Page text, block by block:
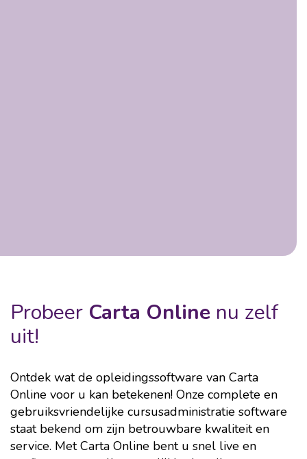
Probeer Carta Online nu zelf
uit!
Ontdek wat de opleidingssoftware van Carta
Online voor u kan betekenen! Onze complete en
gebruiksvriendelijke cursusadministratie software
staat bekend om zijn betrouwbare kwaliteit en
service. Met Carta Online bent u snel live en